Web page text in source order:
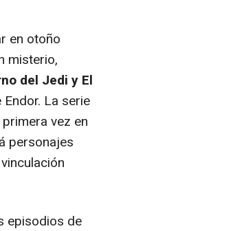
en otoño
misterio,
del Jedi y El
La serie
vez en
personajes
episodios de